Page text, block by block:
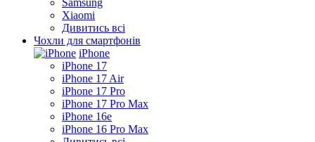
Samsung
Xiaomi
Дивитись всі
Чохли для смартфонів
iPhone
iPhone 17
iPhone 17 Air
iPhone 17 Pro
iPhone 17 Pro Max
iPhone 16e
iPhone 16 Pro Max